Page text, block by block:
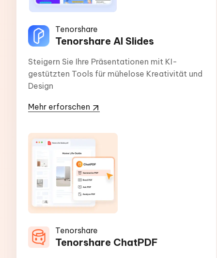
Tenorshare
Tenorshare AI Slides
Steigern Sie Ihre Präsentationen mit KI-
gestützten Tools für mühelose Kreativität und
Design
Mehr erforschen
Tenorshare
Tenorshare ChatPDF